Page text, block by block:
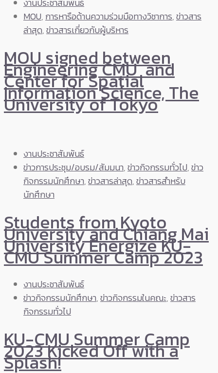
งานประชาสัมพันธ์
MOU, การหารือด้านความร่วมมือทางวิชาการ,ข่าวสาร
ล่าสุด,ข่าวสารเกี่ยวกับผู้บริหาร
MOU signed between
Engineering CMU and
Center for Spatial
Information Science, The
University of Tokyo
งานประชาสัมพันธ์
ข่าวการประชุม/อบรม/สัมมนา,ข่าวกิจกรรมทั่วไป,ข่าว
กิจกรรมนักศึกษา,ข่าวสารล่าสุด,ข่าวสารสำหรับ
นักศึกษา
Students from Kyoto
University and Chiang Mai
University Energize KU-
CMU Summer Camp 2023
งานประชาสัมพันธ์
ข่าวกิจกรรมนักศึกษา,ข่าวกิจกรรมในคณะ,ข่าวสาร
กิจกรรมทั่วไป
KU-CMU Summer Camp
2023 Kicked Off with a
Splash!